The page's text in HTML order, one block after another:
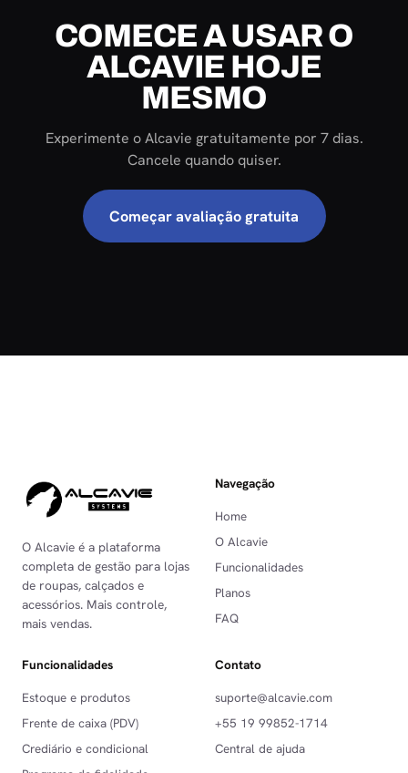
COMECE A USAR O
ALCAVIE HOJE
MESMO
Experimente o Alcavie gratuitamente por 7 dias.
Cancele quando quiser.
Começar avaliação gratuita
O Alcavie é a plataforma
completa de gestão para lojas
de roupas, calçados e
acessórios. Mais controle,
mais vendas.
Navegação
Home
O Alcavie
Funcionalidades
Planos
FAQ
Funcionalidades
Estoque e produtos
Frente de caixa (PDV)
Crediário e condicional
Contato
suporte@alcavie.com
+55 19 99852-1714
Central de ajuda